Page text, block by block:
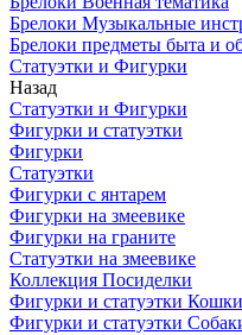
Брелоки Музыкальные
Брелоки предметы быта и
Статуэтки и Фигурки
Назад
Статуэтки и Фигурки
Фигурки и статуэтки
Фигурки
Статуэтки
Фигурки с янтарем
Фигурки на змеевике
Фигурки на граните
Статуэтки на змеевике
Коллекция Посиделки
Фигурки и статуэтки Кошки
Фигурки и статуэтки